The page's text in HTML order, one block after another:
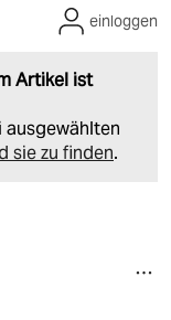
Artikel ist
sie zu finden.
einloggen